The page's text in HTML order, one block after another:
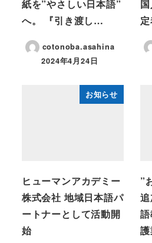
紙を”やさしい日本語”
へ。 『引き渡し…
cotonoba.asahina
2024年4月24日
お知らせ
ヒューマンアカデミー
株式会社 地域日本語パ
ートナーとして活動開
始
”